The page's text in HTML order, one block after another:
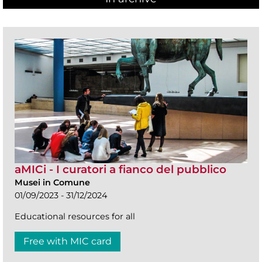
aMICi - I curatori a fianco del pubblico
Musei in Comune
01/09/2023 - 31/12/2024
Educational resources for all
Free with MIC card